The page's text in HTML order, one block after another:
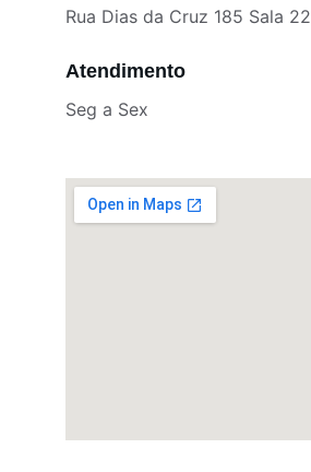
Rua Dias da Cruz 185 Sala
Atendimento
Seg a Sex